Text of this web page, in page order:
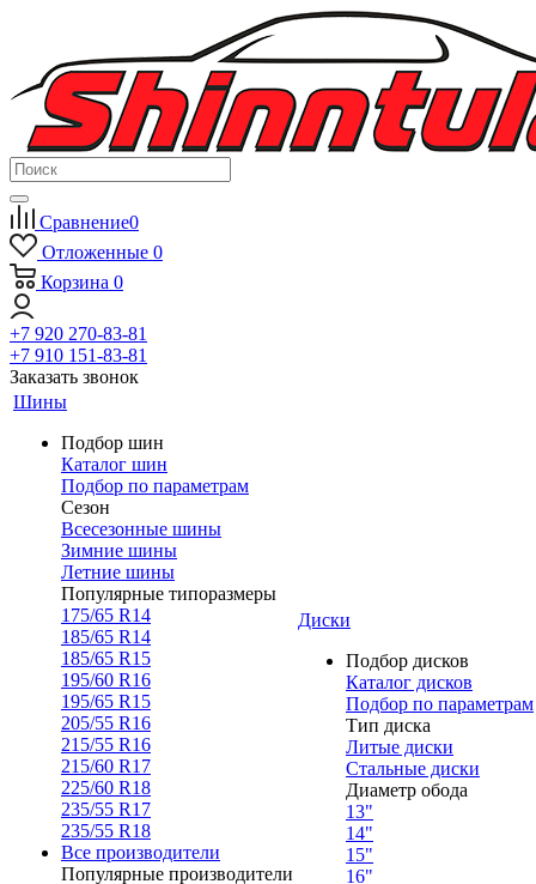
Сравнение0
Отложенные 0
Корзина 0
+7 920 270-83-81
+7 910 151-83-81
Заказать звонок
Шины
Подбор шин
Каталог шин
Подбор по параметрам
Сезон
Всесезонные шины
Зимние шины
Летние шины
Популярные типоразмеры
175/65 R14
185/65 R14
185/65 R15
195/60 R16
195/65 R15
205/55 R16
215/55 R16
215/60 R17
225/60 R18
235/55 R17
235/55 R18
Все производители
Популярные производители
Диски
Подбор дисков
Каталог дисков
Подбор по параметрам
Тип диска
Литые диски
Стальные диски
Диаметр обода
13"
14"
15"
16"